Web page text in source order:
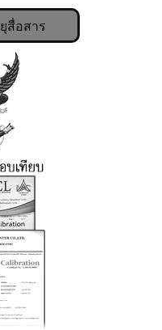
สื่อสาร